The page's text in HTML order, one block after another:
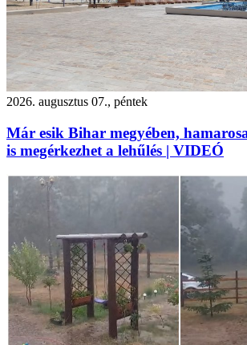
2026. augusztus 07., péntek
Már esik Bihar megyében,
is megérkezhet a lehűlés | VIDEÓ